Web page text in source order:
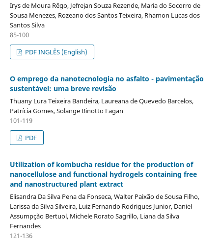
Irys de Moura Rêgo, Jefrejan Souza Rezende, Maria do Socorro de
Sousa Menezes, Rozeano dos Santos Teixeira, Rhamon Lucas dos
Santos Silva
85-100
PDF INGLÊS (English)
O emprego da nanotecnologia no asfalto - pavimentação
sustentável: uma breve revisão
Thuany Lura Teixeira Bandeira, Laureana de Quevedo Barcelos,
Patrícia Gomes, Solange Binotto Fagan
101-119
PDF
Utilization of kombucha residue for the production of
nanocellulose and functional hydrogels containing free
and nanostructured plant extract
Elisandra Da Silva Pena da Fonseca, Walter Paixão de Sousa Filho,
Larissa da Silva Silveira, Luiz Fernando Rodrigues Junior, Daniel
Assumpção Bertuol, Michele Rorato Sagrillo, Liana da Silva
Fernandes
121-136